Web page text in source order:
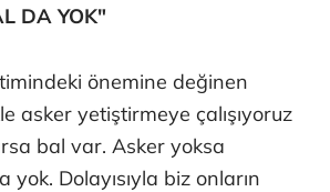
DA YOK"
önemine değinen
asker yetiştirmeye çalışıyoruz
bal var. Asker yoksa
yok. Dolayısıyla biz onların